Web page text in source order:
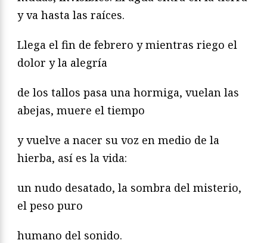
y va hasta las raíces.
Llega el fin de febrero y mientras riego el
dolor y la alegría
de los tallos pasa una hormiga, vuelan las
abejas, muere el tiempo
y vuelve a nacer su voz en medio de la
hierba, así es la vida:
un nudo desatado, la sombra del misterio,
el peso puro
humano del sonido.